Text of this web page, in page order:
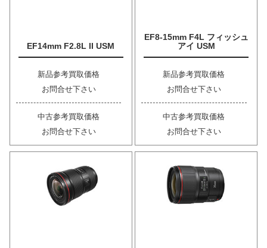
EF14mm F2.8L II USM
新品参考買取価格
お問合せ下さい
中古参考買取価格
お問合せ下さい
EF8-15mm F4L フィッシュ
アイ USM
新品参考買取価格
お問合せ下さい
中古参考買取価格
お問合せ下さい